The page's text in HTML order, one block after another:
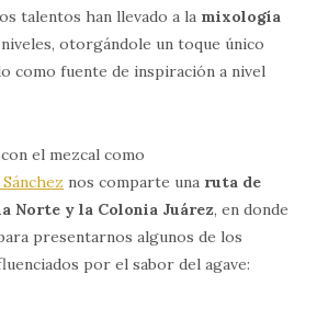
talentos han llevado a la mixología
otorgándole un toque único
como fuente de inspiración a nivel
el mezcal como
nos comparte una ruta de
Norte y la Colonia Juárez, en donde
presentarnos algunos de los
por el sabor del agave: